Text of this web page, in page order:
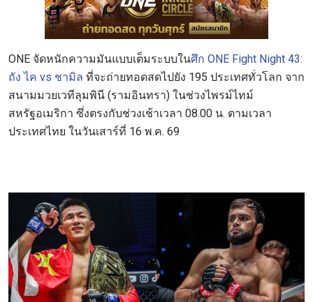
ONE จัดหนักความมันแบบเต็มระบบในศึก ONE Fight Night 43:
ถัง ไค vs ชามิล ที่จะถ่ายทอดสดไปยัง 195 ประเทศทั่วโลก จาก
สนามมวยเวทีลุมพินี (รามอินทรา) ในช่วงไพรม์ไทม์
สหรัฐอเมริกา ซึ่งตรงกับช่วงเช้าเวลา 08.00 น. ตามเวลา
ประเทศไทย ในวันเสาร์ที่ 16 พ.ค. 69